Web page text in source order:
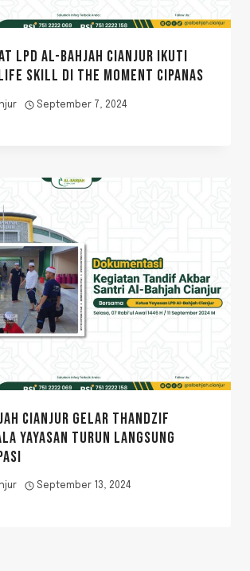
LPD AL-BAHJAH CIANJUR IKUTI
SKILL DI THE MOMENT CIPANAS
September 7, 2024
CIANJUR GELAR THANDZIF
YAYASAN TURUN LANGSUNG
September 13, 2024